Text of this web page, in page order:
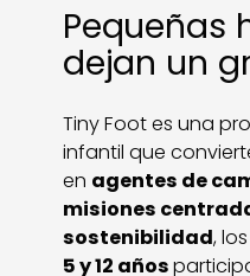
Pequeñas
dejan un
Tiny Foot es una
infantil que
en agentes de
misiones
sostenibilidad,
5 y 12 años